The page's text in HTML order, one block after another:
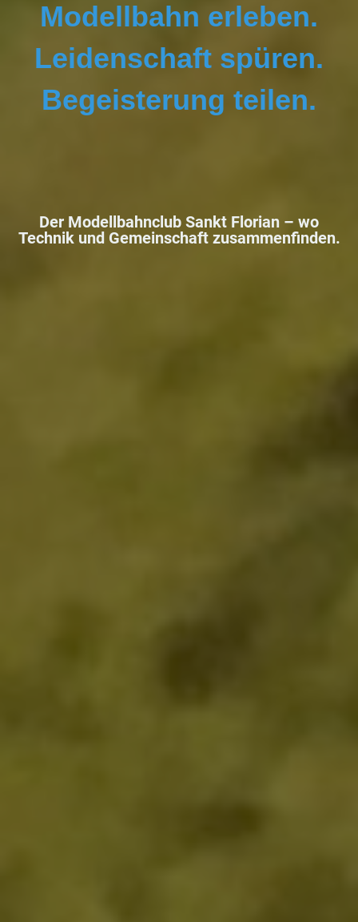
Modellbahn erleben.
Leidenschaft spüren.
Begeisterung teilen.
Der Modellbahnclub Sankt Florian – wo
Technik und Gemeinschaft zusammenfinden.